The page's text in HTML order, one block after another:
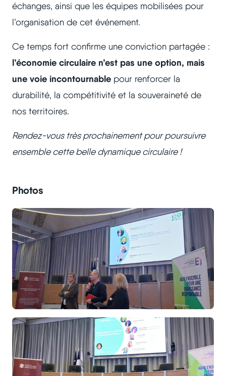
échanges, ainsi que les équipes mobilisées pour
l’organisation de cet événement.
Ce temps fort confirme une conviction partagée :
l’économie circulaire n’est pas une option, mais
une voie incontournable pour renforcer la
durabilité, la compétitivité et la souveraineté de
nos territoires.
Rendez-vous très prochainement pour poursuivre
ensemble cette belle dynamique circulaire !
Photos